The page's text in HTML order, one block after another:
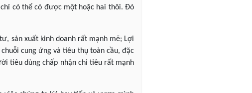
có thể có được một hoặc hai thôi. Đó
sản xuất kinh doanh rất mạnh mẽ; Lợi
cung ứng và tiêu thụ toàn cầu, đặc
tiêu dùng chấp nhận chi tiêu rất mạnh